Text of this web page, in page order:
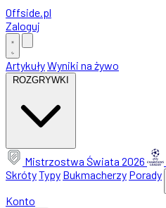
Offside.pl
Zaloguj
ArtykułyWyniki na żywo
ROZGRYWKI
Mistrzostwa Świata 2026
SkrótyTypy Bukmacherzy Porady
Konto